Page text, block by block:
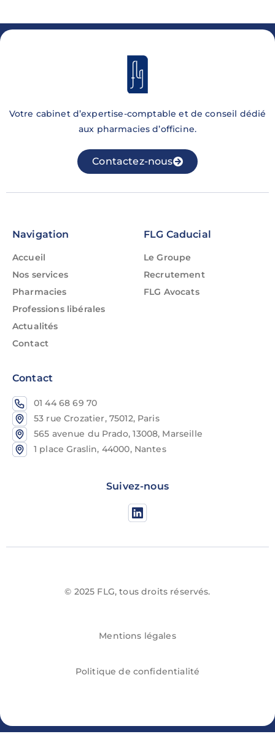
Votre cabinet d’expertise-comptable et de conseil dédié
aux pharmacies d’officine.
Contactez-nous
Navigation
Accueil
Nos services
Pharmacies
Professions libérales
Actualités
Contact
FLG Caducial
Le Groupe
Recrutement
FLG Avocats
Contact
01 44 68 69 70
53 rue Crozatier, 75012, Paris
565 avenue du Prado, 13008, Marseille
1 place Graslin, 44000, Nantes
Suivez-nous
© 2025 FLG, tous droits réservés.
Mentions légales
Politique de confidentialité